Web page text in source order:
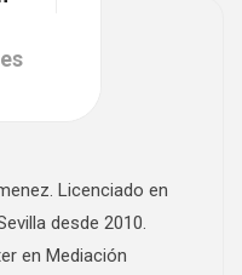
Licenciado en
desde 2010.
en Mediación